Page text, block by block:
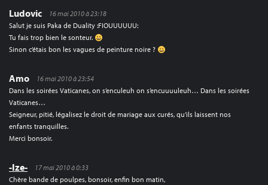
Ludovic
16 mai 2010 à 23:18
Salut je suis Paka de Duality :FIOUUUUUU:
Tu fais trop bien le sonteur.
Sinon c’étais bon les vagues de peinture noire ?
Amo
16 mai 2010 à 23:54
Dans les soirées Vaticanes, on s’enculeuh on s’encuuuuleuh… Dans les soirées
Vaticanes…
Seigneur, pitié, légalisez le droit de mariage aux curés, qu’ils laissent nos
enfants tranquilles.
Merci bonsoir.
-Ize-
17 mai 2010 à 0:33
Chère bande de poulpes, bonsoir, enfin bon matin,